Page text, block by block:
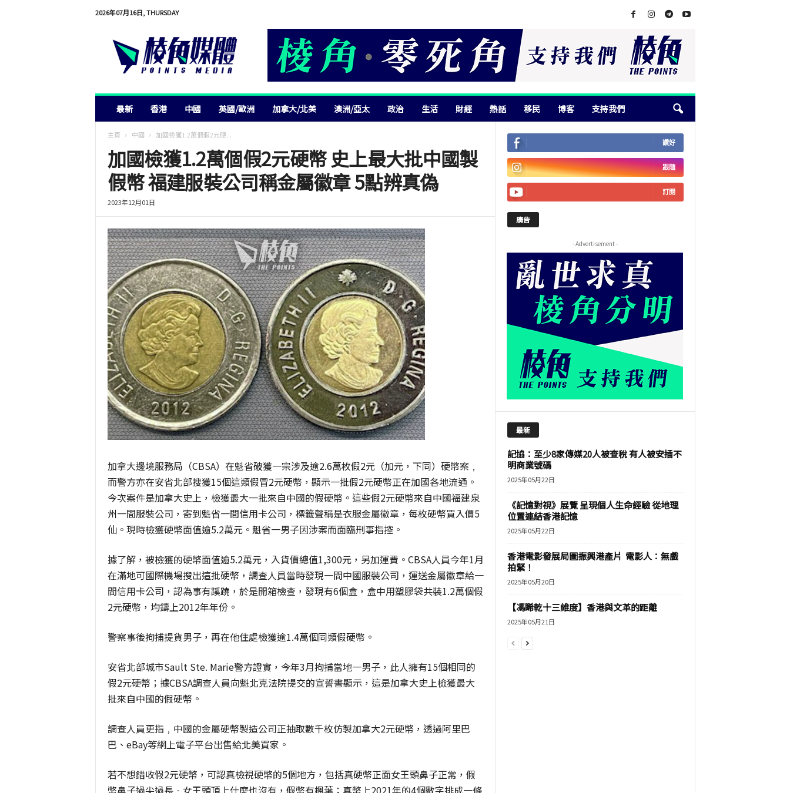
2026年07月16日, THURSDAY
最新 香港 中國 英國/歐洲 加拿大/北美 澳洲/亞太 政治 生活 財經 熱話 移民 博客 支持我們
主頁 中國 加國檢獲1.2萬個假2元硬...
加國檢獲1.2萬個假2元硬幣 史上最大批中國製
假幣 福建服裝公司稱金屬徽章 5點辨真偽
2023年12月01日
加拿大邊境服務局（CBSA）在魁省破獲一宗涉及逾2.6萬枚假2元（加元，下同）硬幣案﹐
而警方亦在安省北部搜獲15個這類假冒2元硬幣，顯示一批假2元硬幣正在加國各地流通。
今次案件是加拿大史上，檢獲最大一批來自中國的假硬幣。這些假2元硬幣來自中國福建泉
州一間服裝公司，寄到魁省一間信用卡公司，標籤聲稱是衣服金屬徽章，每枚硬幣買入價5
仙。現時檢獲硬幣面值逾5.2萬元。魁省一男子因涉案而面臨刑事指控。
據了解，被檢獲的硬幣面值逾5.2萬元，入貨價總值1,300元，另加運費。CBSA人員今年1月
在滿地可國際機場搜出這批硬幣，調查人員當時發現一間中國服裝公司，運送金屬徽章給一
間信用卡公司，認為事有蹊蹺，於是開箱檢查，發現有6個盒，盒中用塑膠袋共裝1.2萬個假
2元硬幣，均鑄上2012年年份。
警察事後拘捕提貨男子，再在他住處檢獲逾1.4萬個同類假硬幣。
安省北部城市Sault Ste. Marie警方證實，今年3月拘捕當地一男子，此人擁有15個相同的
假2元硬幣；據CBSA調查人員向魁北克法院提交的宣誓書顯示，這是加拿大史上檢獲最大
批來自中國的假硬幣。
調查人員更指﹐中國的金屬硬幣製造公司正抽取數千枚仿製加拿大2元硬幣，透過阿里巴
巴、eBay等網上電子平台出售給北美買家。
若不想錯收假2元硬幣，可認真檢視硬幣的5個地方，包括真硬幣正面女王頭鼻子正常，假
幣鼻子過尖過長﹔女王頭頂上什麼也沒有，假幣有楓葉；真幣上2021年的4個數字排成一條
讚好
跟隨
訂閱
廣告
- Advertisement -
最新
記協：至少8家傳媒20人被查稅 有人被安插不
明商業號碼
2025年05月22日
《記憶對視》展覽 呈現個人生命經驗 從地理
位置連結香港記憶
2025年05月22日
香港電影發展局圖振興港產片 電影人：無戲
拍緊！
2025年05月20日
【馮睎乾十三維度】香港與文革的距離
2025年05月21日